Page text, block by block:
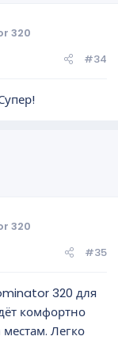
320
#34
320
#35
320 для
комфортно
Легко